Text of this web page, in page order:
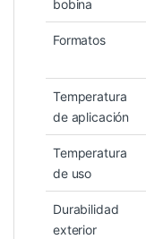
bobina
Formatos
Temperatura
de aplicación
Temperatura
de uso
Durabilidad
exterior